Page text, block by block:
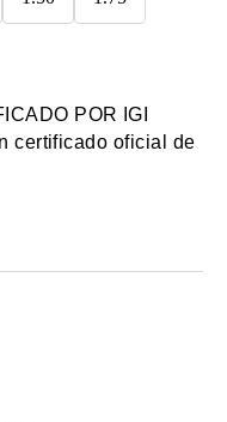
POR IGI
certificado oficial de